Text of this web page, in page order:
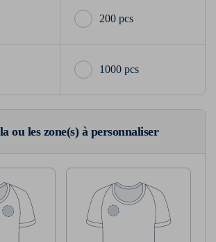
200 pcs
1000 pcs
ou les zone(s) à personnaliser